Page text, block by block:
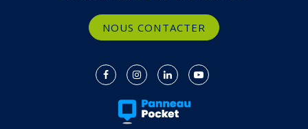
NOUS CONTACTER
Lien
compte
Lien
le
compte
Lien
le
compte
Lien